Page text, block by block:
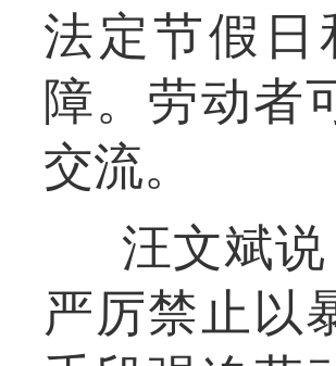
法定节假日
障。劳动者
交流。
汪文斌
严厉禁止以